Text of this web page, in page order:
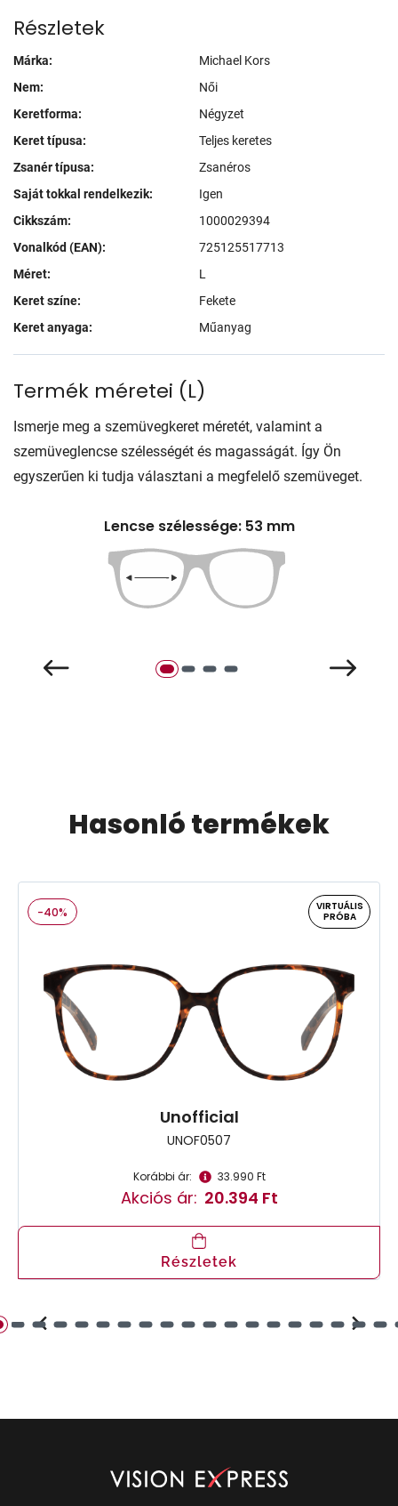
Részletek
Márka:
Michael Kors
Nem:
Női
Keretforma:
Négyzet
Keret típusa:
Teljes keretes
Zsanér típusa:
Zsanéros
Saját tokkal rendelkezik:
Igen
Cikkszám:
1000029394
Vonalkód (EAN):
725125517713
Méret:
L
Keret színe:
Fekete
Keret anyaga:
Műanyag
Termék méretei (L)
Ismerje meg a szemüvegkeret méretét, valamint a
szemüveglencse szélességét és magasságát. Így Ön
egyszerűen ki tudja választani a megfelelő szemüveget.
Lencse szélessége: 53 mm
Hasonló termékek
-40%
VIRTUÁLIS
PRÓBA
Unofficial
UNOF0507
Korábbi ár: 33.990 Ft
Akciós ár: 20.394 Ft
Részletek